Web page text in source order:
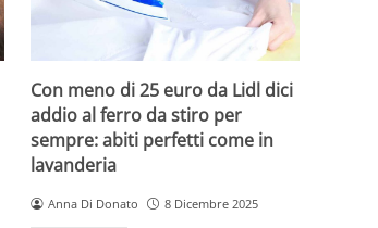
Con meno di 25 euro da Lidl dici
addio al ferro da stiro per
sempre: abiti perfetti come in
lavanderia
Anna Di Donato 8 Dicembre 2025